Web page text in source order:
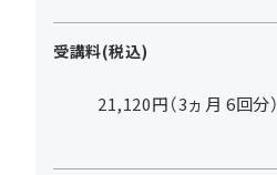
受講料(税込)
21,120円（3ヵ月 6回分）